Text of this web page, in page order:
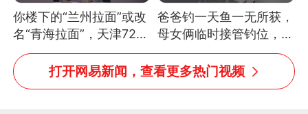
你楼下的“兰州拉面”或改
名“青海拉面”，天津72家
面馆已集体更换招牌
爸爸钓一天鱼一无所获，
母女俩临时接管钓位，用
玩具鱼竿钓上大鱼
打开网易新闻，查看更多热门视频